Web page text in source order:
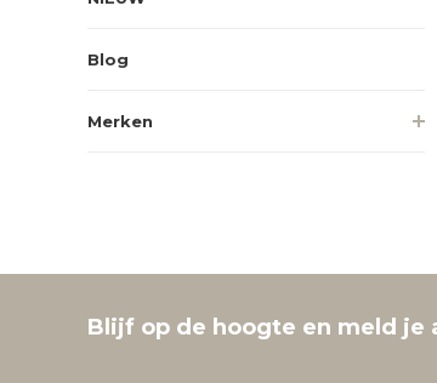
Blog
Merken
Blijf op de hoogte en meld je